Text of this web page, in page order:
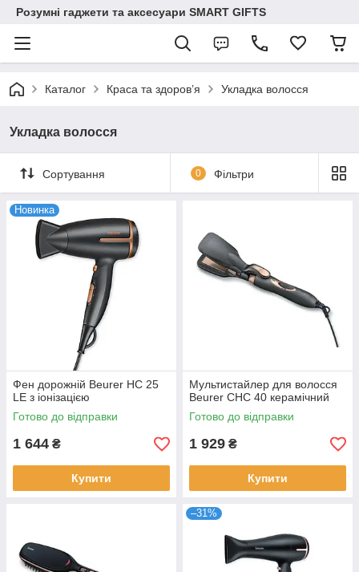
Розумні гаджети та аксесуари SMART GIFTS
Каталог Краса та здоров’я Укладка волосся
Укладка волосся
Сортування 0 Фільтри
Новинка
Фен дорожній Beurer HC 25
LE з іонізацією
Готово до відправки
1 644 ₴
Купити
Мультистайлер для волосся
Beurer CHC 40 керамічний
Готово до відправки
1 929 ₴
Купити
–31%